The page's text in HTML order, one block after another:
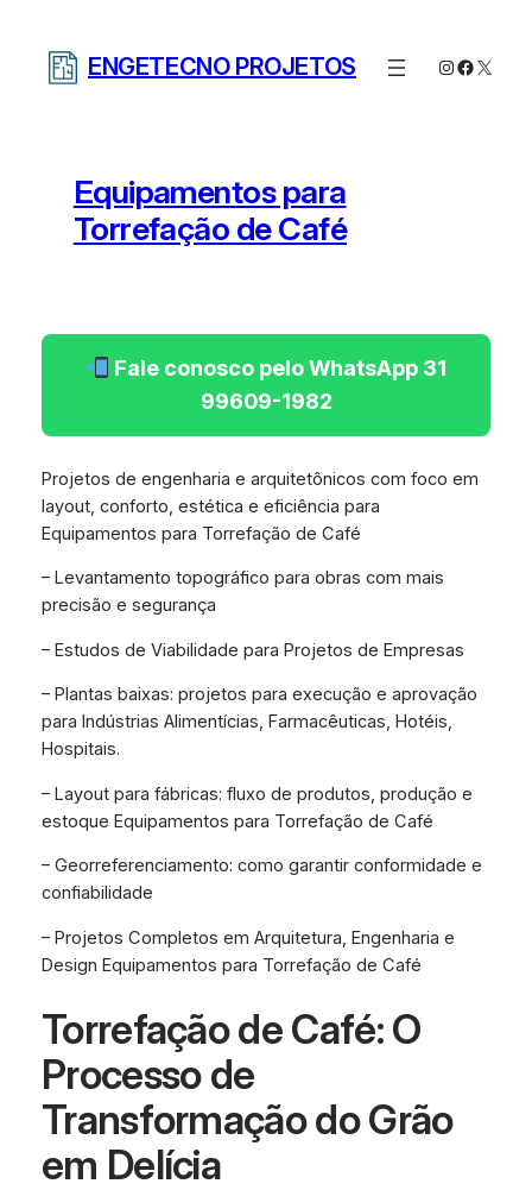
ENGETECNO PROJETOS Instagram
X
Equipamentos para
Torrefação de Café
Fale conosco pelo WhatsApp 31
99609-1982
Projetos de engenharia e arquitetônicos com foco em
layout, conforto, estética e eficiência para
Equipamentos para Torrefação de Café
– Levantamento topográfico para obras com mais
precisão e segurança
– Estudos de Viabilidade para Projetos de Empresas
– Plantas baixas: projetos para execução e aprovação
para Indústrias Alimentícias, Farmacêuticas, Hotéis,
Hospitais.
– Layout para fábricas: fluxo de produtos, produção e
estoque Equipamentos para Torrefação de Café
– Georreferenciamento: como garantir conformidade e
confiabilidade
– Projetos Completos em Arquitetura, Engenharia e
Design Equipamentos para Torrefação de Café
Torrefação de Café: O
Processo de
Transformação do Grão
em Delícia